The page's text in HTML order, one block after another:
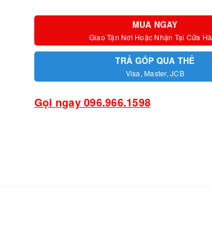
MUA NGAY
Giao Tận Nơi Hoặc Nhận Tại Cửa
TRẢ GÓP QUA THẺ
Visa, Master, JCB
Gọi ngay 096.966.1598